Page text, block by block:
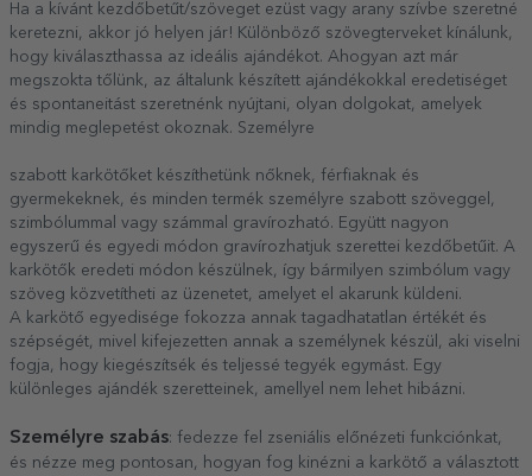
Ha a kívánt kezdőbetűt/szöveget ezüst vagy arany szívbe szeretné
keretezni, akkor jó helyen jár! Különböző szövegterveket kínálunk,
hogy kiválaszthassa az ideális ajándékot. Ahogyan azt már
megszokta tőlünk, az általunk készített ajándékokkal eredetiséget
és spontaneitást szeretnénk nyújtani, olyan dolgokat, amelyek
mindig meglepetést okoznak. Személyre
szabott karkötőket készíthetünk nőknek, férfiaknak és
gyermekeknek, és minden termék személyre szabott szöveggel,
szimbólummal vagy számmal gravírozható. Együtt nagyon
egyszerű és egyedi módon gravírozhatjuk szerettei kezdőbetűit. A
karkötők eredeti módon készülnek, így bármilyen szimbólum vagy
szöveg közvetítheti az üzenetet, amelyet el akarunk küldeni.
A karkötő egyedisége fokozza annak tagadhatatlan értékét és
szépségét, mivel kifejezetten annak a személynek készül, aki viselni
fogja, hogy kiegészítsék és teljessé tegyék egymást. Egy
különleges ajándék szeretteinek, amellyel nem lehet hibázni.
Személyre szabás: fedezze fel zseniális előnézeti funkciónkat,
és nézze meg pontosan, hogyan fog kinézni a karkötő a választott